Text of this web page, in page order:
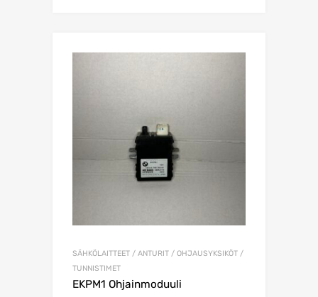
SÄHKÖLAITTEET / ANTURIT / OHJAUSYKSIKÖT /
TUNNISTIMET
EKPM1 Ohjainmoduuli